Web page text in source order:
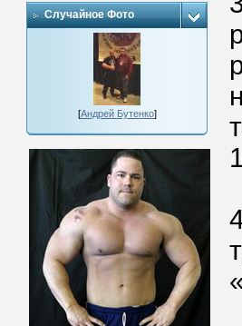
Случайное Фото
[Андрей Бутенко]